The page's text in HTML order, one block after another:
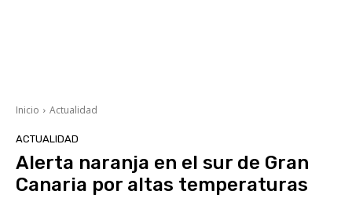
Inicio Actualidad
ACTUALIDAD
Alerta naranja en el sur de Gran
Canaria por altas temperaturas